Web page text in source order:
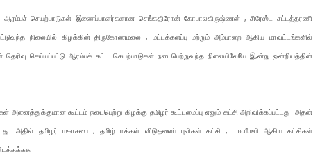
ஆரம்பச் செயற்பாடுகள் இணைப்பாளர்களான செங்கதிரோன் கோபாலகிருஷ்ணன் , சிரேஸ்ட சட்டத்தரணி
நிலையில் கிழக்கின் திருகோணமலை , மட்டக்களப்பு மற்றும் அம்பாறை ஆகிய மாவட்டங்களில்
தெரிவு செய்யப்பட்டு ஆரம்பக் கட்ட செயற்பாடுகள் நடைபெற்றுவந்த நிலையிலேயே இ,ன்று ஒன்றியத்தின்
அனைத்துக்குமான கூட்டம் நடைபெற்று கிழக்கு தமிழர் கூட்டமைப்பு எனும் கட்சி அறிவிக்கப்பட்டது. அதன்
அதில் தமிழர் மகாசபை , தமிழ் மக்கள் விடுதலைப் புலிகள் கட்சி , ஈ.பீ.டீபி ஆகிய கட்சிகள்